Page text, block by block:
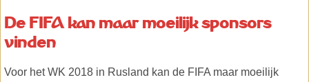
De FIFA kan maar moeilijk sponsors
vinden
Voor het WK 2018 in Rusland kan de FIFA maar moeilijk